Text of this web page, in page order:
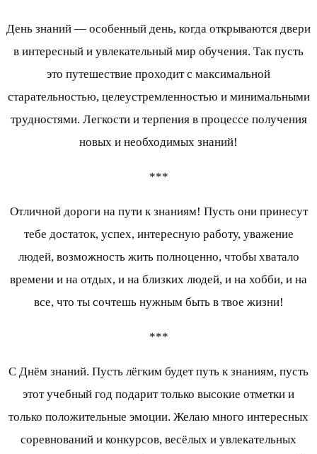
День знаний — особенный день, когда открываются двери
в интересный и увлекательный мир обучения. Так пусть
это путешествие проходит с максимальной
старательностью, целеустремленностью и минимальными
трудностями. Легкости и терпения в процессе получения
новых и необходимых знаний!
***
Отличной дороги на пути к знаниям! Пусть они принесут
тебе достаток, успех, интересную работу, уважение
людей, возможность жить полноценно, чтобы хватало
времени и на отдых, и на близких людей, и на хобби, и на
все, что ты сочтешь нужным быть в твое жизни!
***
С Днём знаний. Пусть лёгким будет путь к знаниям, пусть
этот учебный год подарит только высокие отметки и
только положительные эмоции. Желаю много интересных
соревнований и конкурсов, весёлых и увлекательных